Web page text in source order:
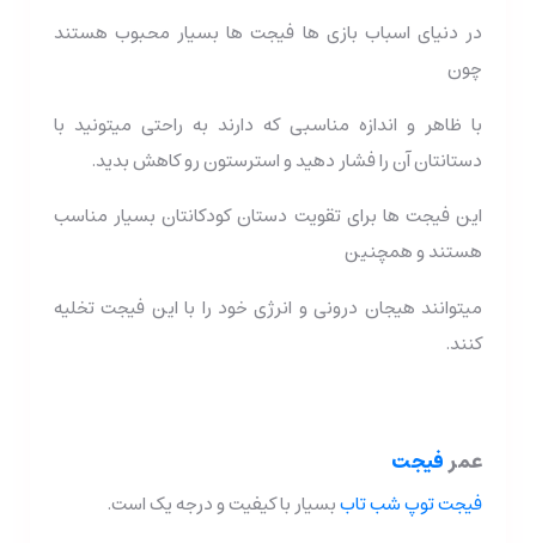
در دنیای اسباب بازی ها فیجت ها بسیار محبوب هستند
چون
با ظاهر و اندازه مناسبی که دارند به راحتی میتونید با
دستانتان آن را فشار دهید و استرستون رو کاهش بدید.
این فیجت ها برای تقویت دستان کودکانتان بسیار مناسب
هستند و همچنین
میتوانند هیجان درونی و انرژی خود را با این فیجت تخلیه
کنند.
عمرفیجت
فیجت توپ شب تاببسیار با کیفیت و درجه یک است.